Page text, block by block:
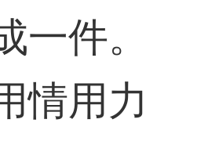
一件。
情用力